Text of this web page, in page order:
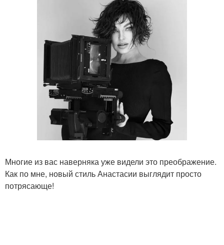
Многие из вас наверняка уже видели это преображение.
Как по мне, новый стиль Анастасии выглядит просто
потрясающе!